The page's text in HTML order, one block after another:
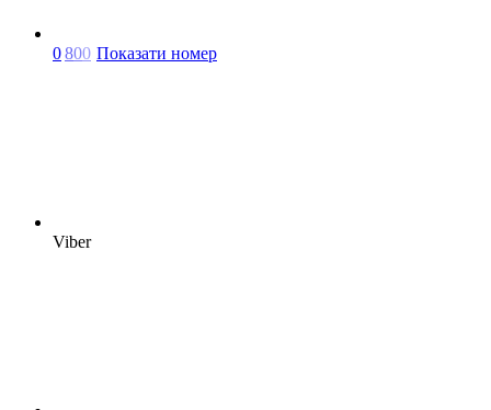
0800 Показати номер
Viber